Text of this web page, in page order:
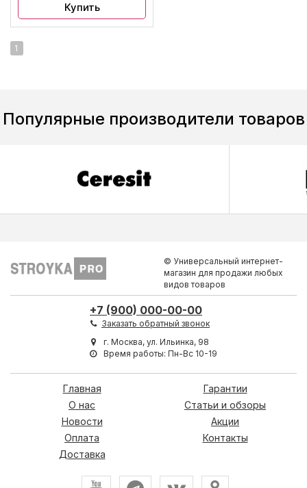
Купить
1
Популярные производители товаров
© Универсальный интернет-
магазин для продажи любых
видов товаров
+7 (900) 000-00-00
Заказать обратный звонок
г. Москва, ул. Ильинка, 98
Время работы: Пн-Вс 10-19
Главная
О нас
Новости
Оплата
Доставка
Гарантии
Статьи и обзоры
Акции
Контакты